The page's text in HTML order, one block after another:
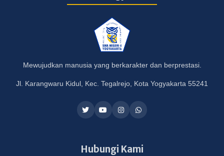
Mewujudkan manusia yang berkarakter dan berprestasi.
Jl. Karangwaru Kidul, Kec. Tegalrejo, Kota Yogyakarta 55241
Hubungi Kami